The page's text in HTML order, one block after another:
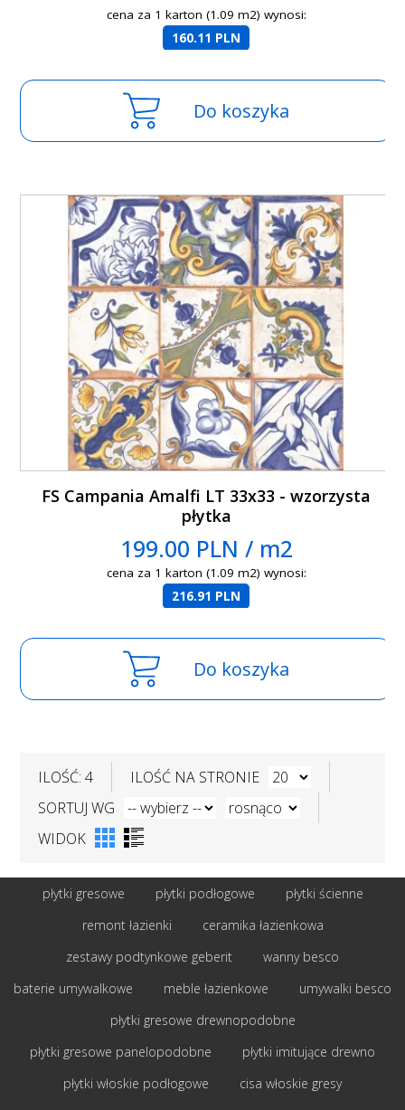
cena za 1 karton (1.09 m2) wynosi:
160.11 PLN
Do koszyka
FS Campania Amalfi LT 33x33 - wzorzysta
płytka
199.00 PLN / m2
cena za 1 karton (1.09 m2) wynosi:
216.91 PLN
Do koszyka
ILOŚĆ: 4
ILOŚĆ NA STRONIE
SORTUJ WG
WIDOK
płytki gresowe płytki podłogowe
płytki ścienne
remont łazienki
ceramika łazienkowa
zestawy podtynkowe geberit
wanny besco
baterie umywalkowe
meble łazienkowe
umywalki besco
płytki gresowe drewnopodobne
płytki gresowe panelopodobne
płytki imitujące drewno
płytki włoskie podłogowe
cisa włoskie gresy